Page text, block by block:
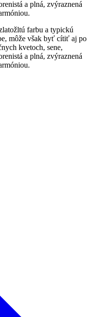
a plná, zvýraznená
farbu a typickú
môže však byť cítiť aj po
kvetoch, sene,
a plná, zvýraznená